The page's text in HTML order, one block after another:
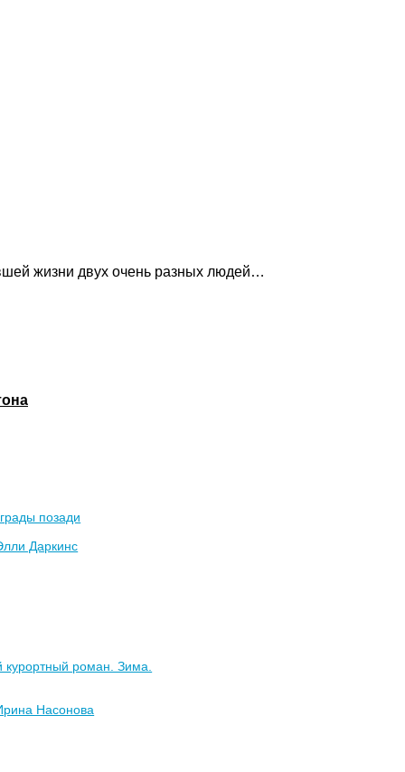
жизни двух очень разных людей…
позади
Даркинс
курортный роман. Зима.
Насонова